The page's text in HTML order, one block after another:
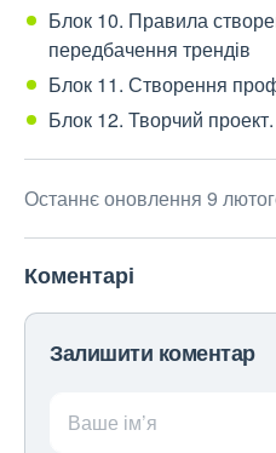
Блок 10. Правила
передбачення трендів
Блок 11. Створення
Блок 12. Творчий
Останнє оновлення 9
Коментарі
Залишити коментар
Ваше ім’я